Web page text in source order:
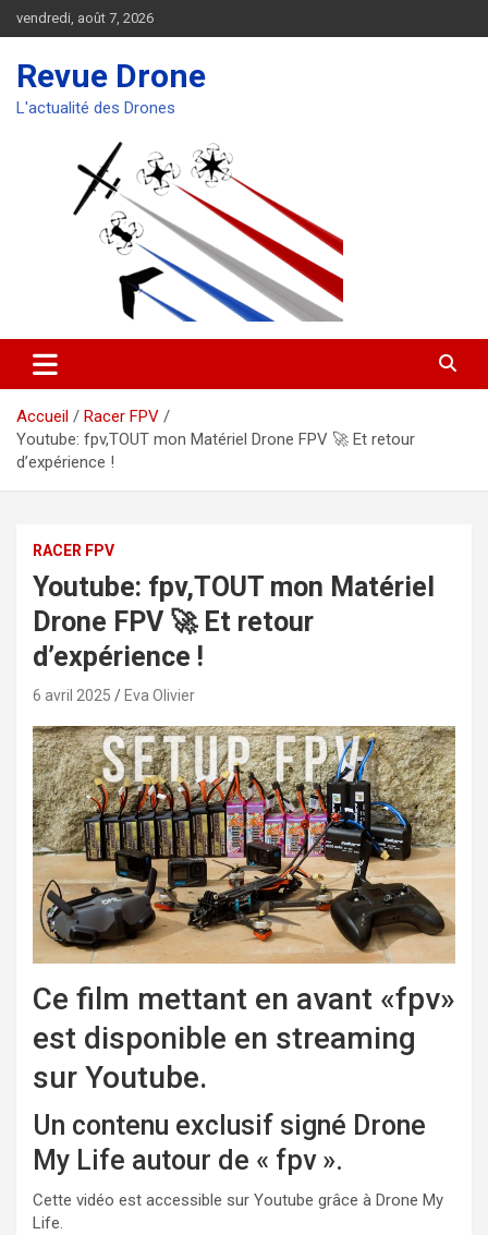
au
vendredi, août 7, 2026
Revue Drone
L'actualité des Drones
Accueil
Racer FPV
Youtube: fpv,TOUT mon Matériel Drone FPV 🚀 Et retour
d’expérience !
RACER FPV
Youtube: fpv,TOUT mon Matériel
Drone FPV 🚀 Et retour
d’expérience !
6 avril 2025 Eva Olivier
Ce film mettant en avant «fpv»
est disponible en streaming
sur Youtube.
Un contenu exclusif signé Drone
My Life autour de « fpv ».
Cette vidéo est accessible sur Youtube grâce à Drone My
Life.